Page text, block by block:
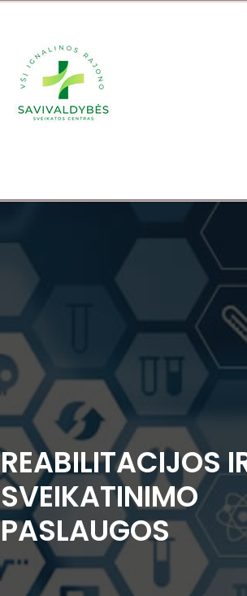
REABILITACIJOS
SVEIKATINIMO
PASLAUGOS